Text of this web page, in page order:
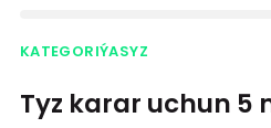
KATEGORIÝASYZ
Tyz karar uchun 5